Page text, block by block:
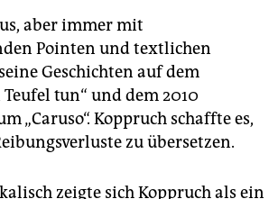
aber immer mit
Pointen und textlichen
Geschichten auf dem
Teufel tun“ und dem 2010
„Caruso“. Koppruch schaffte es,
zu übersetzen.
zeigte sich Koppruch als ein